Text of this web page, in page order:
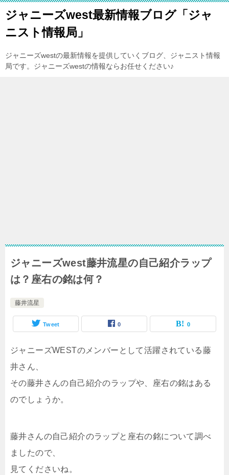
ジャニーズwest最新情報ブログ「ジャ
ニスト情報局」
ジャニーズwestの最新情報を提供していくブログ、ジャニスト情報
局です。ジャニーズwestの情報ならお任せください♪
ジャニーズwest藤井流星の自己紹介ラップ
は？座右の銘は何？
藤井流星
Tweet 0 0
ジャニーズWESTのメンバーとして活躍されている藤
井さん、
その藤井さんの自己紹介のラップや、座右の銘はある
のでしょうか。
藤井さんの自己紹介のラップと座右の銘について調べ
ましたので、
見てくださいね。